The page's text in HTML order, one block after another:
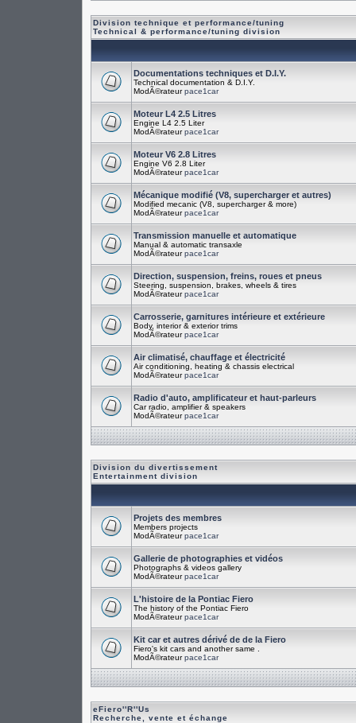
Division technique et performance/tuning
Technical & performance/tuning division
Documentations techniques et D.I.Y.
Technical documentation & D.I.Y.
ModÃ©rateurpace1car
Moteur L4 2.5 Litres
Engine L4 2.5 Liter
ModÃ©rateurpace1car
Moteur V6 2.8 Litres
Engine V6 2.8 Liter
ModÃ©rateurpace1car
Mécanique modifié (V8, supercharger et autres)
Modified mecanic (V8, supercharger & more)
ModÃ©rateurpace1car
Transmission manuelle et automatique
Manual & automatic transaxle
ModÃ©rateurpace1car
Direction, suspension, freins, roues et pneus
Steering, suspension, brakes, wheels & tires
ModÃ©rateurpace1car
Carrosserie, garnitures intérieure et extérieure
Body, interior & exterior trims
ModÃ©rateurpace1car
Air climatisé, chauffage et électricité
Air conditioning, heating & chassis electrical
ModÃ©rateurpace1car
Radio d'auto, amplificateur et haut-parleurs
Car radio, amplifier & speakers
ModÃ©rateurpace1car
Division du divertissement
Entertainment division
Projets des membres
Members projects
ModÃ©rateurpace1car
Gallerie de photographies et vidéos
Photographs & videos gallery
ModÃ©rateurpace1car
L'histoire de la Pontiac Fiero
The history of the Pontiac Fiero
ModÃ©rateurpace1car
Kit car et autres dérivé de de la Fiero
Fiero's kit cars and another same .
ModÃ©rateurpace1car
eFiero''R''Us
Recherche, vente et échange